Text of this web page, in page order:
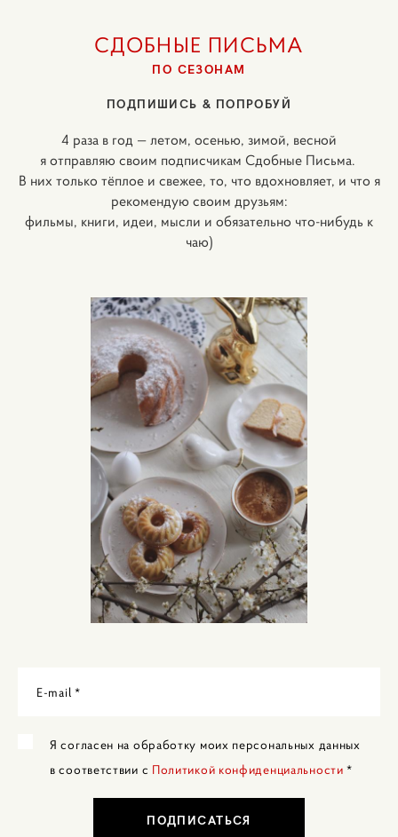
СДОБНЫЕ ПИСЬМА
ПО СЕЗОНАМ
ПОДПИШИСЬ & ПОПРОБУЙ
4 раза в год — летом, осенью, зимой, весной
я отправляю своим подписчикам Сдобные Письма.
В них только тёплое и свежее, то, что вдохновляет, и что я
рекомендую своим друзьям:
фильмы, книги, идеи, мысли и обязательно что-нибудь к
чаю)
E-mail *
Я согласен на обработку моих персональных данных
в соответствии с Политикой конфиденциальности *
ПОДПИСАТЬСЯ